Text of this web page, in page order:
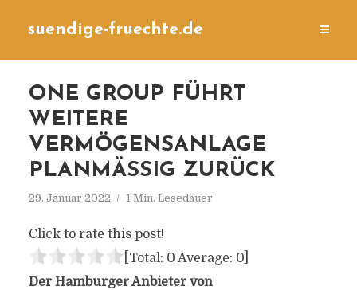
suendige-fruechte.de
ONE GROUP FÜHRT
WEITERE
VERMÖGENSANLAGE
PLANMÄSSIG ZURÜCK
29. Januar 2022 1 Min. Lesedauer
Click to rate this post!
[Total: 0 Average: 0]
Der Hamburger Anbieter von